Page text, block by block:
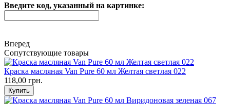
Введите код, указанный на картинке:
Вперед
Сопутствующие товары
Краска масляная Van Pure 60 мл Желтая светлая 022
118,00 грн.